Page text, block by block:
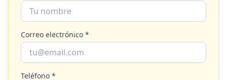
Correo electrónico *
Teléfono *